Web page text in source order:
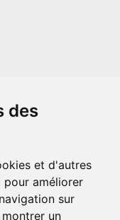
des
et d'autres
améliorer
sur
un
aucun cas lié de
Company, Pixar,
Toute demande